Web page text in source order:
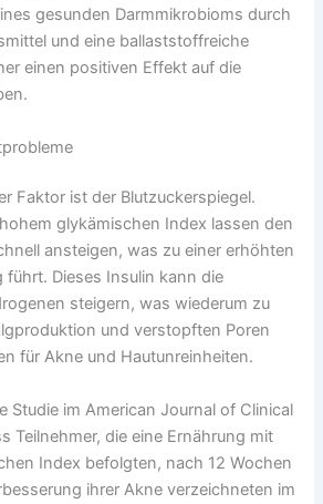
gesunden Darmmikrobioms durch
und eine ballaststoffreiche
einen positiven Effekt auf die
Faktor ist der Blutzuckerspiegel.
glykämischen Index lassen den
ansteigen, was zu einer erhöhten
führt. Dieses Insulin kann die
steigern, was wiederum zu
und verstopften Poren
für Akne und Hautunreinheiten.
Studie im American Journal of Clinical
Teilnehmer, die eine Ernährung mit
Index befolgten, nach 12 Wochen
ihrer Akne verzeichneten im